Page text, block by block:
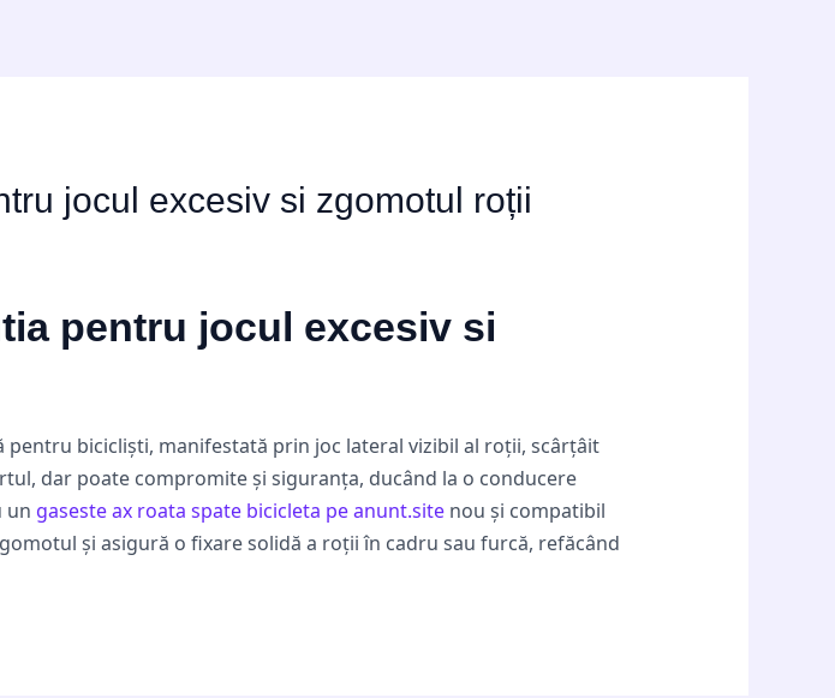
jocul excesiv si zgomotul roții
pentru jocul excesiv si
bicicliști, manifestată prin joc lateral vizibil al roții, scârțâit
dar poate compromite și siguranța, ducând la o conducere
un gaseste ax roata spate bicicleta pe anunt.sitenou și compatibil
și asigură o fixare solidă a roții în cadru sau furcă, refăcând